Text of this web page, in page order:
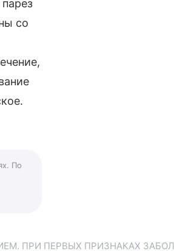
со
По
ПРИ ПЕРВЫХ ПРИЗНАКАХ